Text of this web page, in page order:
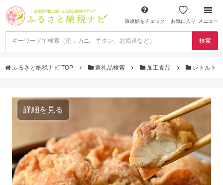
限度額をチェック お気に入り メニュー
検索
ふるさと納税ナビ TOP 返礼品検索 加工食品 レトルト
詳細を見る